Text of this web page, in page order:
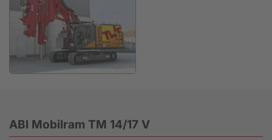
ABI Mobilram TM 14/17 V